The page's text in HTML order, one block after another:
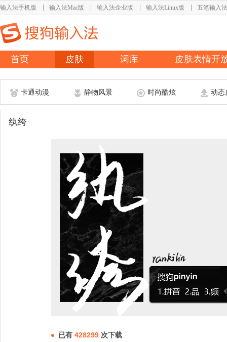
输入法手机版 输入法Mac版 输入法企业版 输入法Linux版 五笔输入法
首页 皮肤 词库 皮肤表情开
卡通动漫 静物风景 时尚酷炫 动态
纨绔
已有 428299 次下载